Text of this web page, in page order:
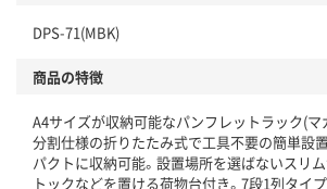
DPS-71(MBK)
商品の特徴
A4サイズが収納可能なパンフレットラック(マ
分割仕様の折りたたみ式で工具不要の簡単設
パクトに収納可能。設置場所を選ばないスリ
トックなどを置ける荷物台付き。7段1列タイプ